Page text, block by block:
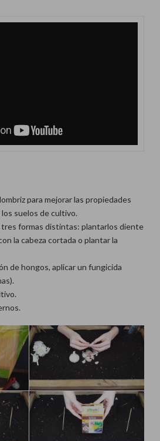
para mejorar las propiedades
suelos de cultivo.
tres formas distintas: plantarlos diente
la cabeza cortada o plantar la
de hongos, aplicar un fungicida